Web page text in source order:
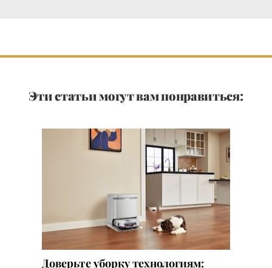
Эти статьи могут вам понравиться:
Доверьте уборку технологиям: